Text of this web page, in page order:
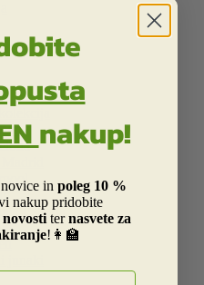
Estrada
nakup!
in poleg 10 %
nakup pridobite
novosti ternasvete za
!👩‍🏫